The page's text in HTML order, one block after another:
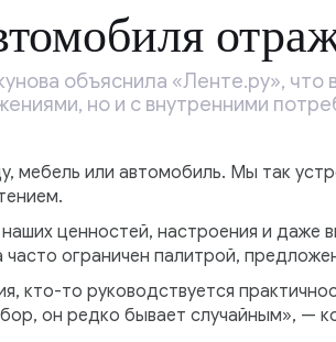
объяснила «Ленте.ру»,
но и с внутренними
мебель или автомобиль. Мы так
ценностей, настроения и даже
ограничен палитрой,
кто-то руководствуется
он редко бывает случайным», —